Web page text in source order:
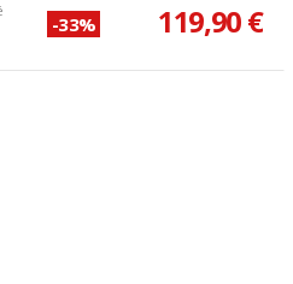
-33% 119,90 €